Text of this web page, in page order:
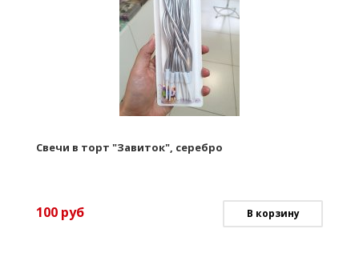
Свечи в торт "Завиток", серебро
100 руб В корзину